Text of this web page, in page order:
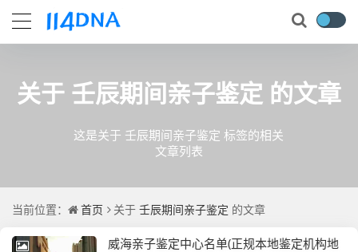
关于 壬辰期间亲子鉴定 的文章
这是关于 壬辰期间亲子鉴定 标签的相关
文章列表
当前位置： 首页 关于 壬辰期间亲子鉴定 的文章
威海亲子鉴定中心名单(正规本地鉴定机构地